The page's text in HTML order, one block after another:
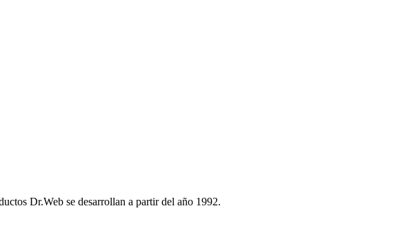
Dr.Web se desarrollan a partir del año 1992.